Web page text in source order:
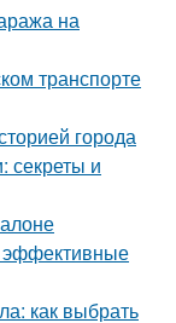
на
транспорте
города
секреты и
эффективные
как выбрать